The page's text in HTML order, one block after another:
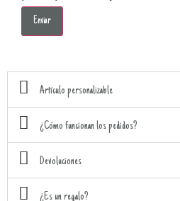
Artículo personalizable
¿Cómo funcionan los pedidos?
Devoluciones
¿Es un regalo?